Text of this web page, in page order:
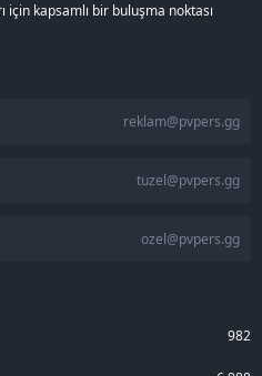
kapsamlı bir buluşma noktası
reklam@pvpers.gg
tuzel@pvpers.gg
ozel@pvpers.gg
982